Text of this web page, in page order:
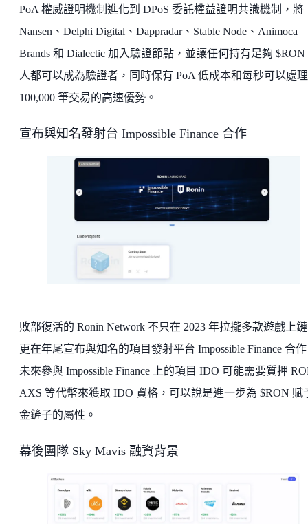
PoA 權威證明機制進化到 DPoS 委託權益證明共識機制，將
Nansen、Delphi Digital、Dappradar、Stable Node、Animoca
Brands 和 Dialectic 加入驗證節點，並讓任何持有足夠 $RON
人都可以成為驗證者，同時保有 PoA 低成本和每秒可以處理
100,000 筆交易的高速優勢。
宣布與知名發射台 Impossible Finance 合作
敗部復活的 Ronin Network 不只在 2023 年拉攏多款遊戲上
更在年尾宣布與知名的項目發射平台 Impossible Finance 合
未來參與 Impossible Finance 上的項目 IDO 可能需要質押
AXS 等代幣來獲取 IDO 資格，可以說是進一步為 $RON 賦
金鏟子的屬性。
幕後團隊 Sky Mavis 融資背景